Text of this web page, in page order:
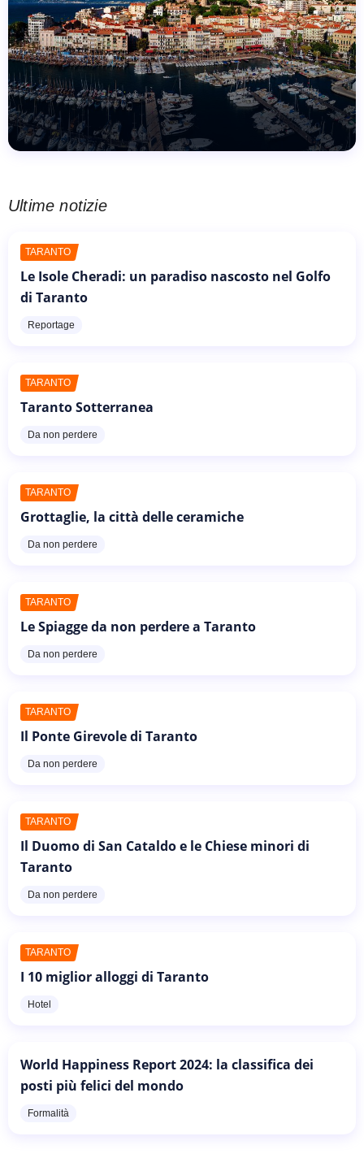
Ultime notizie
TARANTO
Le Isole Cheradi: un paradiso nascosto nel Golfo
di Taranto
Reportage
TARANTO
Taranto Sotterranea
Da non perdere
TARANTO
Grottaglie, la città delle ceramiche
Da non perdere
TARANTO
Le Spiagge da non perdere a Taranto
Da non perdere
TARANTO
Il Ponte Girevole di Taranto
Da non perdere
TARANTO
Il Duomo di San Cataldo e le Chiese minori di
Taranto
Da non perdere
TARANTO
I 10 miglior alloggi di Taranto
Hotel
World Happiness Report 2024: la classifica dei
posti più felici del mondo
Formalità